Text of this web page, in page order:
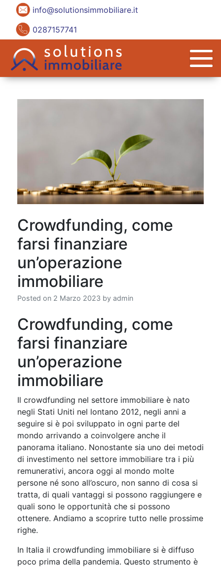
info@solutionsimmobiliare.it
0287157741
Crowdfunding, come
farsi finanziare
un’operazione
immobiliare
Posted on 2 Marzo 2023 by admin
Crowdfunding, come
farsi finanziare
un’operazione
immobiliare
Il crowdfunding nel settore immobiliare è nato
negli Stati Uniti nel lontano 2012, negli anni a
seguire si è poi sviluppato in ogni parte del
mondo arrivando a coinvolgere anche il
panorama italiano. Nonostante sia uno dei metodi
di investimento nel settore immobiliare tra i più
remunerativi, ancora oggi al mondo molte
persone né sono all’oscuro, non sanno di cosa si
tratta, di quali vantaggi si possono raggiungere e
quali sono le opportunità che si possono
ottenere. Andiamo a scoprire tutto nelle prossime
righe.
In Italia il crowdfunding immobiliare si è diffuso
poco prima della pandemia. Questo strumento è